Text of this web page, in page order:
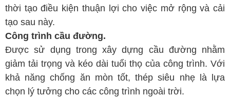
thời tạo điều kiện thuận lợi cho việc mở rộng và cải
tạo sau này.
Công trình cầu đường.
Được sử dụng trong xây dựng cầu đường nhằm
giảm tải trọng và kéo dài tuổi thọ của công trình. Với
khả năng chống ăn mòn tốt, thép siêu nhẹ là lựa
chọn lý tưởng cho các công trình ngoài trời.